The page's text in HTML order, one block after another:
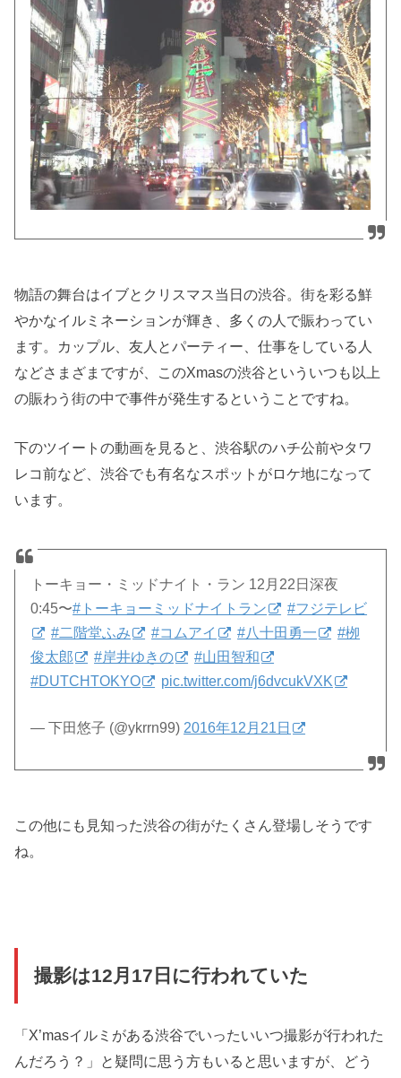
物語の舞台はイブとクリスマス当日の渋谷。街を彩る鮮
やかなイルミネーションが輝き、多くの人で賑わってい
ます。カップル、友人とパーティー、仕事をしている人
などさまざまですが、このXmasの渋谷といういつも以上
の賑わう街の中で事件が発生するということですね。
下のツイートの動画を見ると、渋谷駅のハチ公前やタワ
レコ前など、渋谷でも有名なスポットがロケ地になって
います。
トーキョー・ミッドナイト・ラン 12月22日深夜
0:45〜#トーキョーミッドナイトラン
#フジテレビ
#二階堂ふみ
#コムアイ #八十田勇一
#栁
俊太郎
#岸井ゆきの
#山田智和
#DUTCHTOKYO
pic.twitter.com/j6dvcukVXK
— 下田悠子 (@ykrrn99) 2016年12月21日
この他にも見知った渋谷の街がたくさん登場しそうです
ね。
撮影は12月17日に行われていた
「X’masイルミがある渋谷でいったいいつ撮影が行われた
んだろう？」と疑問に思う方もいると思いますが、どう